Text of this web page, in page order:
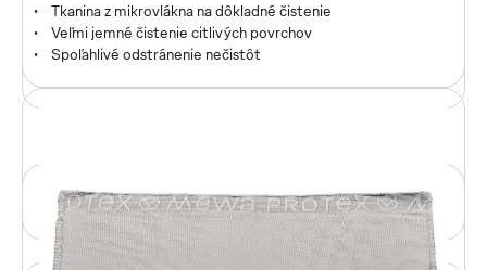
Univerzálna čistiaca utierka pre priemyselné a remeselné
odvetvia
Čistenie olejov, farieb, rozpúšťadiel, tukov a mazív
Tkanina z mikrovlákna na dôkladné čistenie
Veľmi jemné čistenie citlivých povrchov
Spoľahlivé odstránenie nečistôt
Zavolajte nám na číslo
+421 2 446 360 97